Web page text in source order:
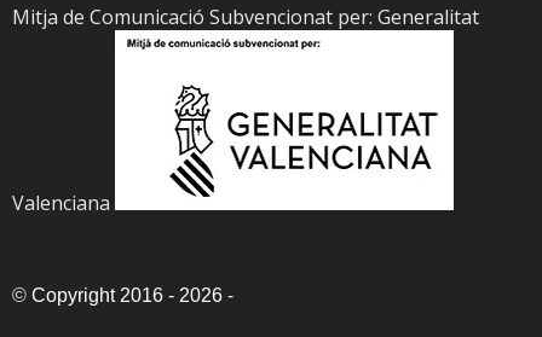
Mitja de Comunicació Subvencionat per: Generalitat
Valenciana
© Copyright 2016 - 2026 -